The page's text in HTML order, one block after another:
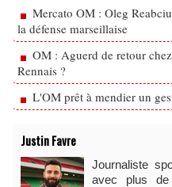
Mercato OM : Oleg
la défense marseillaise
OM : Aguerd de retour
Rennais ?
L'OM prêt à mendier un
Justin Favre
Journaliste
avec plus